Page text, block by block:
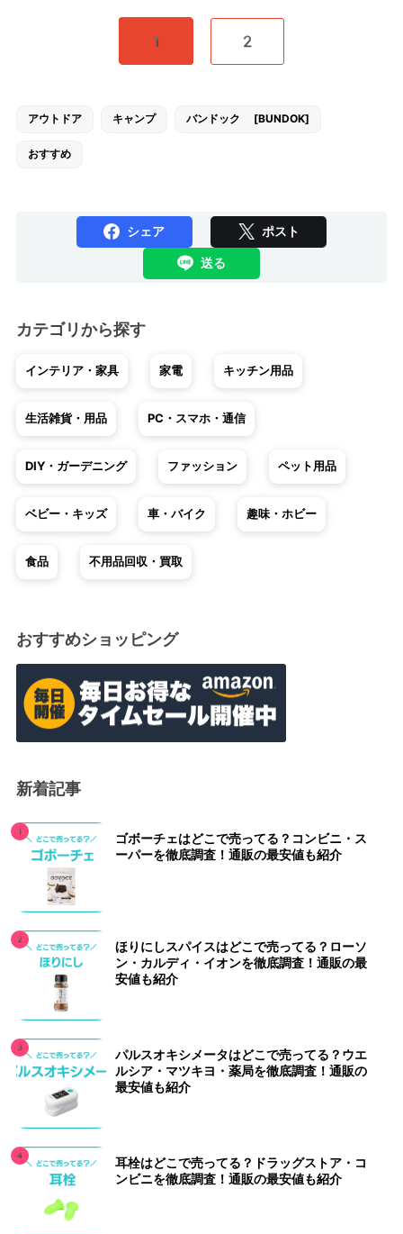
1 2
アウトドア キャンプ バンドック [BUNDOK]
おすすめ
シェア ポスト
送る
カテゴリから探す
インテリア・家具 家電 キッチン用品
生活雑貨・用品 PC・スマホ・通信
DIY・ガーデニング ファッション ペット用品
ベビー・キッズ 車・バイク 趣味・ホビー
食品 不用品回収・買取
おすすめショッピング
新着記事
ゴボーチェはどこで売ってる？コンビニ・ス
ーパーを徹底調査！通販の最安値も紹介
ほりにしスパイスはどこで売ってる？ローソ
ン・カルディ・イオンを徹底調査！通販の最
安値も紹介
パルスオキシメータはどこで売ってる？ウエ
ルシア・マツキヨ・薬局を徹底調査！通販の
最安値も紹介
耳栓はどこで売ってる？ドラッグストア・コ
ンビニを徹底調査！通販の最安値も紹介